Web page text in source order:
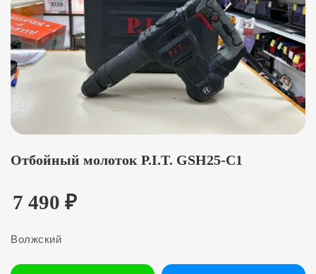
Отбойный молоток P.I.T. GSH25-C1
7 490 ₽
Волжский